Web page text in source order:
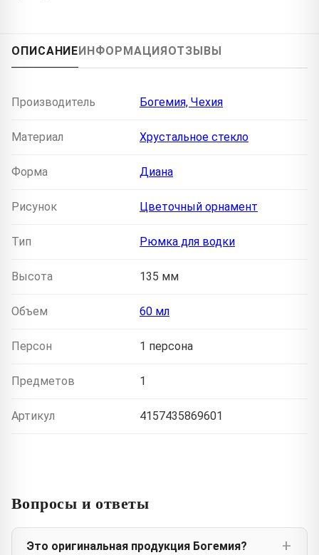
ОПИСАНИЕИНФОРМАЦИЯОТЗЫВЫ
Производитель Богемия, Чехия
Материал Хрустальное стекло
Форма Диана
Рисунок Цветочный орнамент
Тип Рюмка для водки
Высота 135 мм
Объем 60 мл
Персон 1 персона
Предметов 1
Артикул 4157435869601
Вопросы и ответы
Это оригинальная продукция Богемия?